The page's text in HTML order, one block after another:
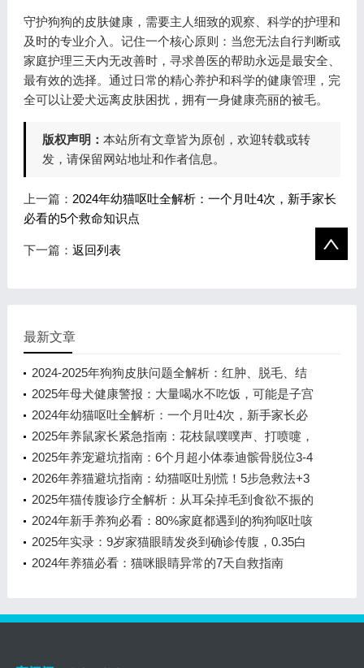
守护狗狗的皮肤健康，需要主人细致的观察、科学的护理和
及时的专业介入。记住一个核心原则：当您无法自行判断或
家庭护理三天内无改善时，寻求兽医的帮助永远是最安全、
最有效的选择。通过日常的精心养护和科学的健康管理，完
全可以让爱犬远离皮肤困扰，拥有一身健康亮丽的被毛。
版权声明： 本站所有文章皆为原创，欢迎转载或转
发，请保留网站地址和作者信息。
上一篇： 2024年幼猫呕吐全解析：一个月吐4次，新手家长
必看的5个救命知识点
下一篇： 返回列表
最新文章
2024-2025年狗狗皮肤问题全解析：红肿、脱毛、结
痂，一文看懂怎么办
2025年母犬健康警报：大量喝水不吃饭，可能是子宫
蓄脓在作祟
2024年幼猫呕吐全解析：一个月吐4次，新手家长必
看的5个救命知识点
2025年养鼠家长紧急指南：花枝鼠噗噗声、打喷嚏，
家庭应对与用药全解析（附剂量换
2025年养宠避坑指南：6个月超小体泰迪髌骨脱位3-4
级，手术成功率90%但风险翻倍，
2026年养猫避坑指南：幼猫呕吐别慌！5步急救法+3
大喂养雷区解析
2025年猫传腹诊疗全解析：从耳朵掉毛到食欲不振的
警示信号
2024年新手养狗必看：80%家庭都遇到的狗狗呕吐咳
嗽难题与科学应对指南
2025年实录：9岁家猫眼睛发炎到确诊传腹，0.35白
球比背后的生死72小时
2024年养猫必看：猫咪眼睛异常的7天自救指南